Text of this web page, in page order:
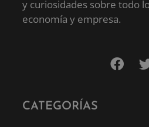
y curiosidades sobre todo
economía y empresa.
CATEGORÍAS